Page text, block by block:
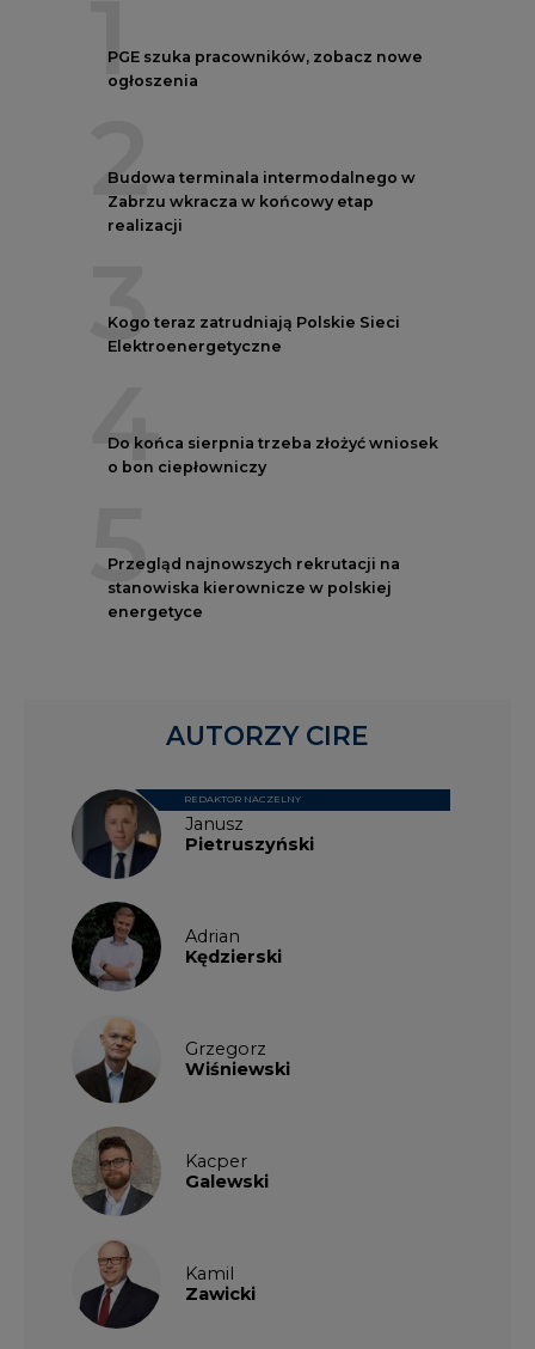
1
PGE szuka pracowników, zobacz nowe
ogłoszenia
2
Budowa terminala intermodalnego w
Zabrzu wkracza w końcowy etap
realizacji
3
Kogo teraz zatrudniają Polskie Sieci
Elektroenergetyczne
4
Do końca sierpnia trzeba złożyć wniosek
o bon ciepłowniczy
5
Przegląd najnowszych rekrutacji na
stanowiska kierownicze w polskiej
energetyce
Janusz
Pietruszyński
REDAKTOR NACZELNY
Adrian
Kędzierski
Grzegorz
Wiśniewski
Kacper
Galewski
Kamil
Zawicki
AUTORZY CIRE